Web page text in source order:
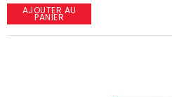
AJOUTER AU
PANIER